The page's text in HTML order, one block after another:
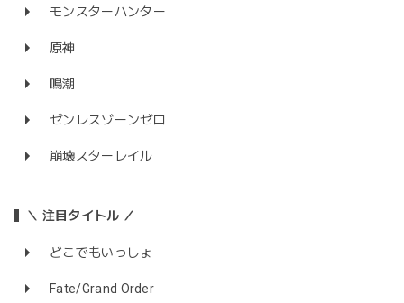
モンスターハンター
原神
鳴潮
ゼンレスゾーンゼロ
崩壊スターレイル
＼ 注目タイトル ／
どこでもいっしょ
Fate/Grand Order